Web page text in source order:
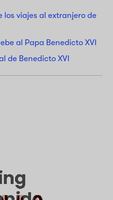
los viajes al extranjero de
al Papa Benedicto XVI
de Benedicto XVI